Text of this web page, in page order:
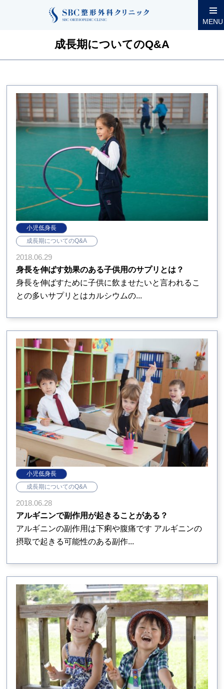
MENU
整形外科コラム 成長期についてのQ&A一覧
成長期についてのQ&A
小児低身長
成長期についてのQ&A
2018.06.29
身長を伸ばす効果のある子供用のサプリとは？
身長を伸ばすために子供に飲ませたいと言われるこ
との多いサプリとはカルシウムの...
小児低身長
成長期についてのQ&A
2018.06.28
アルギニンで副作用が起きることがある？
アルギニンの副作用は下痢や腹痛です アルギニンの
摂取で起きる可能性のある副作...